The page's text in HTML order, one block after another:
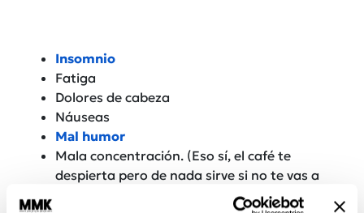
Insomnio
Fatiga
Dolores de cabeza
Náuseas
Mal humor
Mala concentración. (Eso sí, el café te
despierta pero de nada sirve si no te vas a